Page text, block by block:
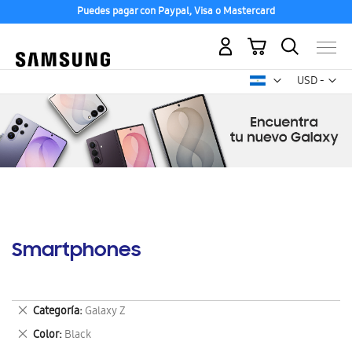
Puedes pagar con Paypal, Visa o Mastercard
USD -
dólar
Mi carrito
Smartphones
Categoría Galaxy Z
Eliminar
este
artículo
Color Black
Eliminar